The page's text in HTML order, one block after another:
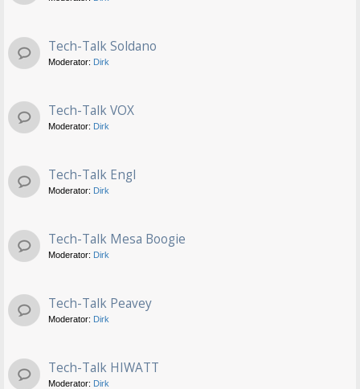
Tech-Talk Soldano
Moderator: Dirk
Tech-Talk VOX
Moderator: Dirk
Tech-Talk Engl
Moderator: Dirk
Tech-Talk Mesa Boogie
Moderator: Dirk
Tech-Talk Peavey
Moderator: Dirk
Tech-Talk HIWATT
Moderator: Dirk